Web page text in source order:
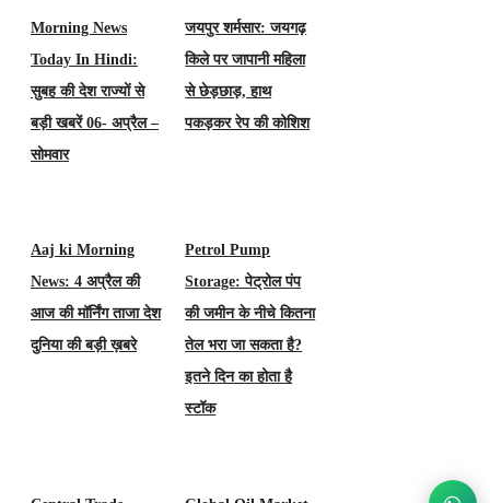
Morning News
Today In Hindi:
सुबह की देश राज्यों से
बड़ी खबरें 06- अप्रैल –
सोमवार
जयपुर शर्मसार: जयगढ़
किले पर जापानी महिला
से छेड़छाड़, हाथ
पकड़कर रेप की कोशिश
Aaj ki Morning
News: 4 अप्रैल की
आज की मॉर्निंग ताजा देश
दुनिया की बड़ी ख़बरे
Petrol Pump
Storage: पेट्रोल पंप
की जमीन के नीचे कितना
तेल भरा जा सकता है?
इतने दिन का होता है
स्टॉक